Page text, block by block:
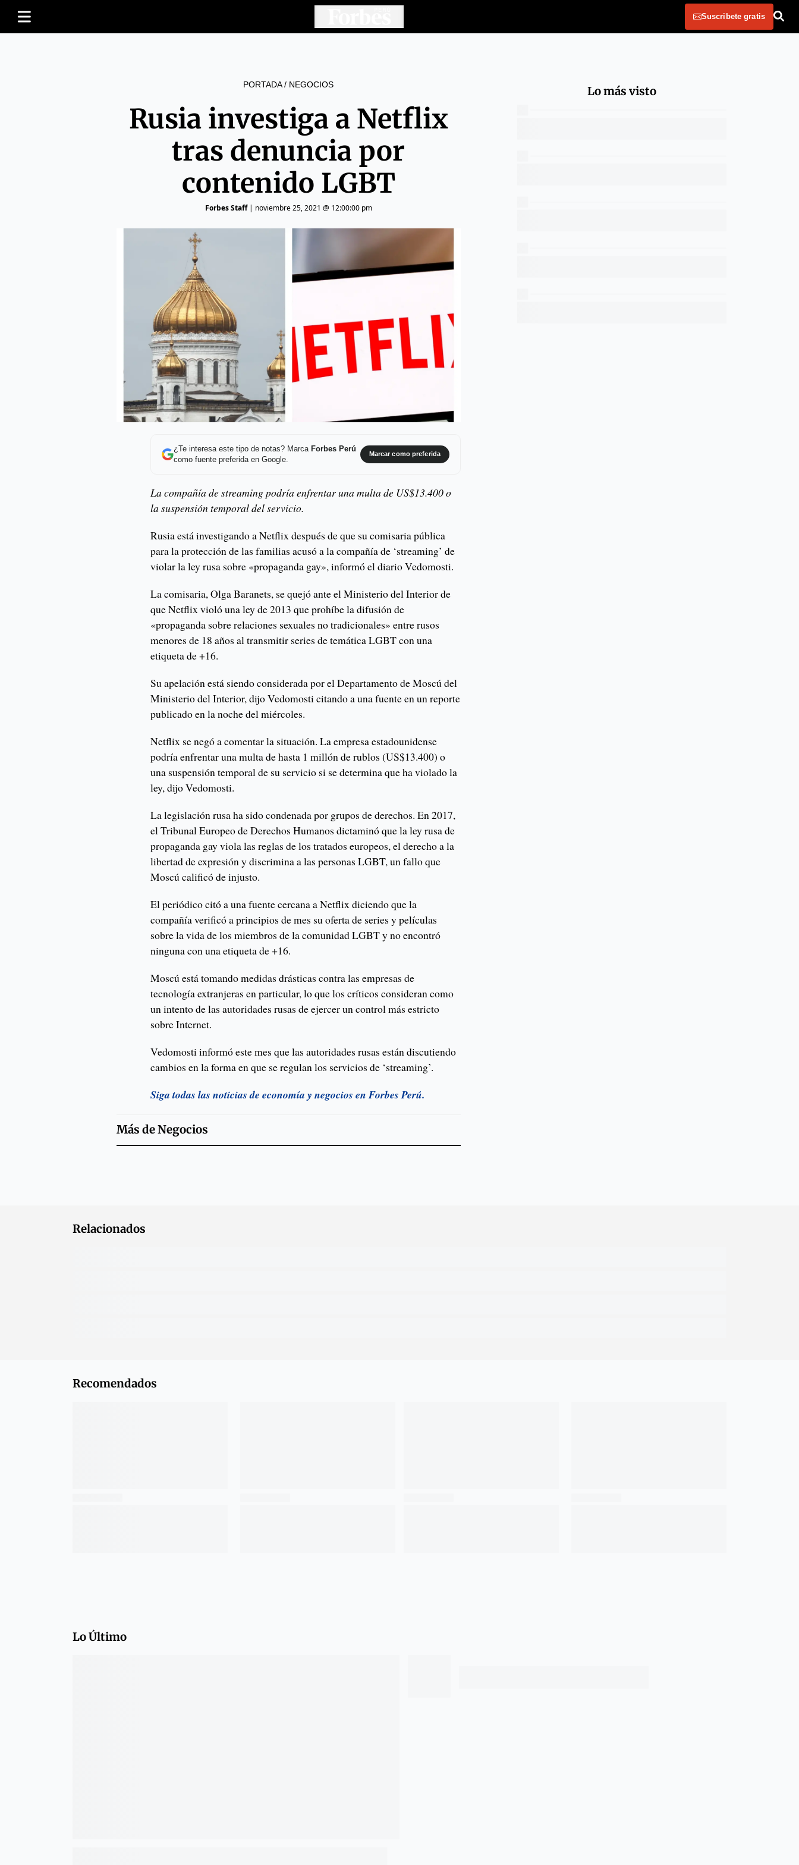
Suscribete gratis
PORTADA/ NEGOCIOS
Rusia investiga a Netflix
tras denuncia por
contenido LGBT
Forbes Staff| noviembre 25, 2021 @ 12:00:00 pm
¿Te interesa este tipo de notas? Marca Forbes Perú
como fuente preferida en Google.
Marcar como preferida
La compañía de streaming podría enfrentar una multa de US$13.400 o
la suspensión temporal del servicio.
Rusia está investigando a Netflix después de que su comisaria pública
para la protección de las familias acusó a la compañía de ‘streaming’ de
violar la ley rusa sobre «propaganda gay», informó el diario Vedomosti.
La comisaria, Olga Baranets, se quejó ante el Ministerio del Interior de
que Netflix violó una ley de 2013 que prohíbe la difusión de
«propaganda sobre relaciones sexuales no tradicionales» entre rusos
menores de 18 años al transmitir series de temática LGBT con una
etiqueta de +16.
Su apelación está siendo considerada por el Departamento de Moscú del
Ministerio del Interior, dijo Vedomosti citando a una fuente en un reporte
publicado en la noche del miércoles.
Netflix se negó a comentar la situación. La empresa estadounidense
podría enfrentar una multa de hasta 1 millón de rublos (US$13.400) o
una suspensión temporal de su servicio si se determina que ha violado la
ley, dijo Vedomosti.
La legislación rusa ha sido condenada por grupos de derechos. En 2017,
el Tribunal Europeo de Derechos Humanos dictaminó que la ley rusa de
propaganda gay viola las reglas de los tratados europeos, el derecho a la
libertad de expresión y discrimina a las personas LGBT, un fallo que
Moscú calificó de injusto.
El periódico citó a una fuente cercana a Netflix diciendo que la
compañía verificó a principios de mes su oferta de series y películas
sobre la vida de los miembros de la comunidad LGBT y no encontró
ninguna con una etiqueta de +16.
Moscú está tomando medidas drásticas contra las empresas de
tecnología extranjeras en particular, lo que los críticos consideran como
un intento de las autoridades rusas de ejercer un control más estricto
sobre Internet.
Vedomosti informó este mes que las autoridades rusas están discutiendo
cambios en la forma en que se regulan los servicios de ‘streaming’.
Siga todas las noticias de economía y negocios en Forbes Perú.
Más deNegocios
Lo más visto
Relacionados
Recomendados
Lo Último